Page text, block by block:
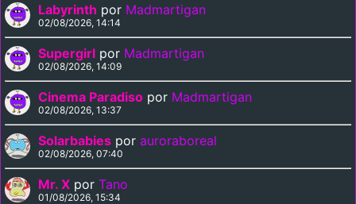
Labyrinth por Madmartigan
02/08/2026, 14:14
Supergirl por Madmartigan
02/08/2026, 14:09
Cinema Paradiso por Madmartigan
02/08/2026, 13:37
Solarbabies por auroraboreal
02/08/2026, 07:40
Mr. X por Tano
01/08/2026, 15:34